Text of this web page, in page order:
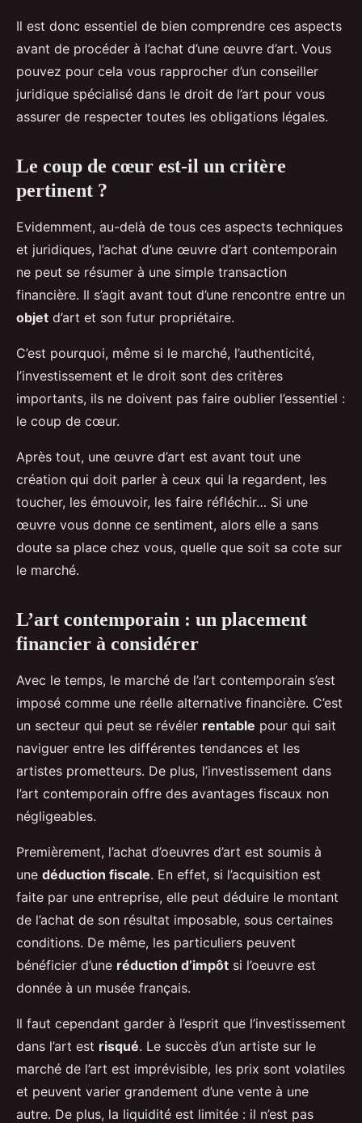
Il est donc essentiel de bien comprendre ces aspects
avant de procéder à l’achat d’une œuvre d’art. Vous
pouvez pour cela vous rapprocher d’un conseiller
juridique spécialisé dans le droit de l’art pour vous
assurer de respecter toutes les obligations légales.
Le coup de cœur est-il un critère
pertinent ?
Evidemment, au-delà de tous ces aspects techniques
et juridiques, l’achat d’une œuvre d’art contemporain
ne peut se résumer à une simple transaction
financière. Il s’agit avant tout d’une rencontre entre un
objet d’art et son futur propriétaire.
C’est pourquoi, même si le marché, l’authenticité,
l’investissement et le droit sont des critères
importants, ils ne doivent pas faire oublier l’essentiel :
le coup de cœur.
Après tout, une œuvre d’art est avant tout une
création qui doit parler à ceux qui la regardent, les
toucher, les émouvoir, les faire réfléchir… Si une
œuvre vous donne ce sentiment, alors elle a sans
doute sa place chez vous, quelle que soit sa cote sur
le marché.
L’art contemporain : un placement
financier à considérer
Avec le temps, le marché de l’art contemporain s’est
imposé comme une réelle alternative financière. C’est
un secteur qui peut se révéler rentable pour qui sait
naviguer entre les différentes tendances et les
artistes prometteurs. De plus, l’investissement dans
l’art contemporain offre des avantages fiscaux non
négligeables.
Premièrement, l’achat d’oeuvres d’art est soumis à
une déduction fiscale. En effet, si l’acquisition est
faite par une entreprise, elle peut déduire le montant
de l’achat de son résultat imposable, sous certaines
conditions. De même, les particuliers peuvent
bénéficier d’une réduction d’impôt si l’oeuvre est
donnée à un musée français.
Il faut cependant garder à l’esprit que l’investissement
dans l’art est risqué. Le succès d’un artiste sur le
marché de l’art est imprévisible, les prix sont volatiles
et peuvent varier grandement d’une vente à une
autre. De plus, la liquidité est limitée : il n’est pas